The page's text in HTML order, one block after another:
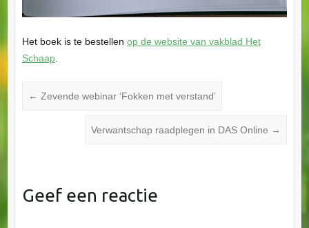
Het boek is te bestellen op de website van vakblad Het
Schaap.
← Zevende webinar ‘Fokken met verstand’
Verwantschap raadplegen in DAS Online →
Geef een reactie